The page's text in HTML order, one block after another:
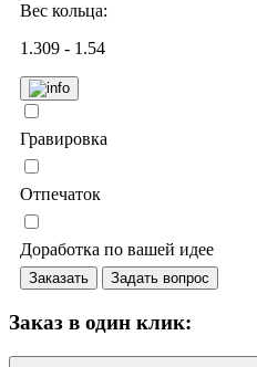
Вес кольца:
1.309 - 1.54
Гравировка
Отпечаток
Доработка по вашей идее
Заказать Задать вопрос
Заказ в один клик: